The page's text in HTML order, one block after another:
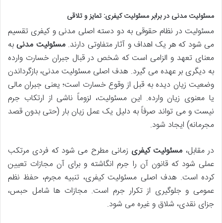
مسئولیت مدنی در برابر مسئولیت کیفری: تمایز و تلاقی
مسئولیت در نظام حقوقی به دو دسته اصلی مدنی و کیفری تقسیم
می شود که هر یک اهداف و آثار متفاوتی دارند.مسئولیت مدنیبه
معنای تعهد و الزامی است که شخص در قبال جبران خسارت وارده
به دیگری بر عهده می گیرد. هدف اصلی مسئولیت مدنی، بازگرداندن
وضعیت زیان دیده به قبل از وقوع خسارت است؛ یعنی جبران مالی
یا معنوی زیان وارده. این مسئولیت، لزوماً ناشی از ارتکاب جرم
نیست و می تواند صرفاً به دلیل یک عمل زیان بار (حتی بدون قصد
مجرمانه) ایجاد شود.
در مقابل، مسئولیت کیفری زمانی مطرح می شود که فردی مرتکب
عملی شود که قانون آن را جرم انگاشته و برای آن مجازات تعیین
کرده است. هدف اصلی مسئولیت کیفری، تنبیه مجرم، حفظ نظم
عمومی و جلوگیری از تکرار جرم است. مجازات ها شامل حبس،
جزای نقدی، شلاق و غیره می شود.